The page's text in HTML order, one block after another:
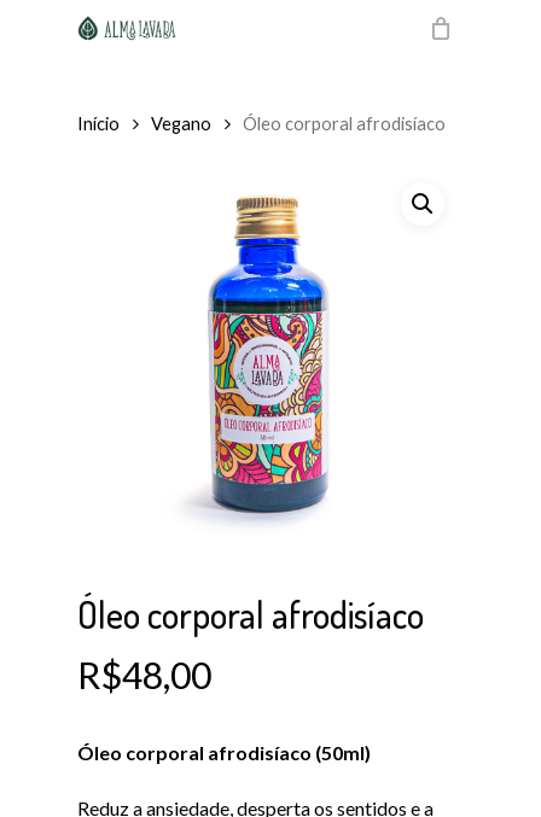
Início Vegano Óleo corporal afrodisíaco
Óleo corporal afrodisíaco
R$48,00
Óleo corporal afrodisíaco (50ml)
Reduz a ansiedade, desperta os sentidos e a